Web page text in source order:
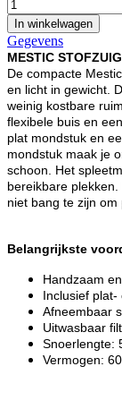
In winkelwagen
Gegevens
MESTIC
De compacte
en licht in gewicht.
weinig kostbare
flexibele buis en
plat mondstuk en
mondstuk maak je
schoon. Het
bereikbare
niet bang te zijn om
Belangrijkste
Handzaam
Inclusief
Afneembaar
Uitwasbaar
Snoerlengte:
Vermogen: